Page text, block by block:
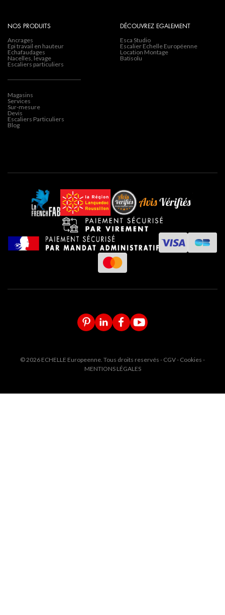
NOS PRODUITS
Ancrages
Epi travail en hauteur
Echafaudages
Nacelles, levage
Escaliers particuliers
Magasins
Services
Sur-mesure
Devis
Escaliers Particuliers
Blog
DÉCOUVREZ EGALEMENT
Esca Studio
Escalier Echelle Européenne
Location Montage
Batisolu
© 2026 ECHELLE Europeenne. Tous droits reservés - CGV- Cookies -
MENTIONS LÉGALES